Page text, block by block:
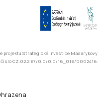
projektu Strategické investice Masarykovy
CZ.02.2.67/0.0/0.0/16_016/0002416.